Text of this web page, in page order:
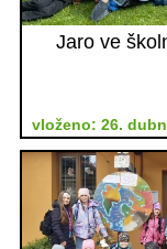
Jaro ve
vloženo: 26.